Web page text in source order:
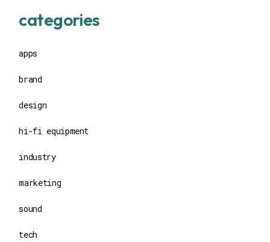
categories
apps
brand
design
hi-fi equipment
industry
marketing
sound
tech